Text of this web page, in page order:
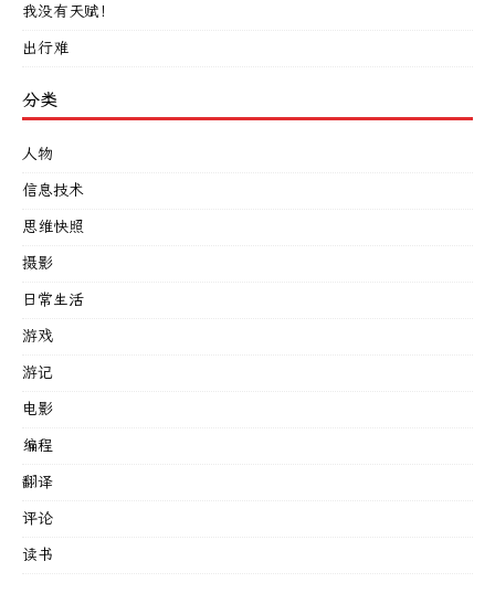
我没有天赋！
出行难
分类
人物
信息技术
思维快照
摄影
日常生活
游戏
游记
电影
编程
翻译
评论
读书